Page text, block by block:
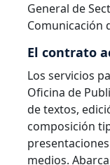
Manufactura
Finanzas
Jurídico
Instituciones
Defensa y
General de
Comunicación
El contrato
Los servicios
Oficina de
de textos,
composición
medios.